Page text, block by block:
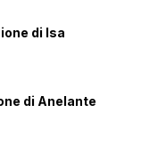
di Isa
di Anelante